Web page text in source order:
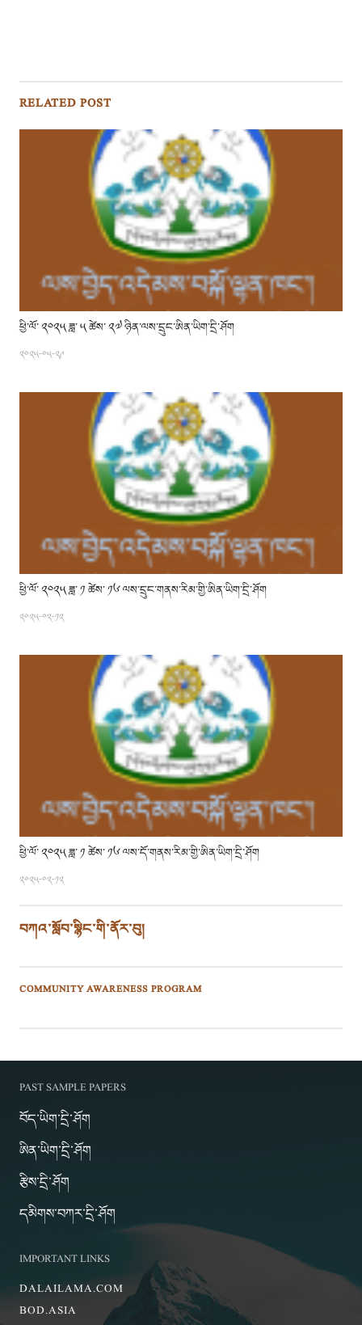
RELATED POST
ཕྱི་ལོ་ ༢༠༢༥ ཟླ་ ༥ ཚེས་ ༢༧ ཉིན་ལས་དྲུང་ཨིན་ཡིག་དྲི་ཤོག
༢༠༢༥-༠༥-༢༩
ཕྱི་ལོ་ ༢༠༢༥ ཟླ་ ༡ ཚེས་ ༡༦ ལས་དྲུང་གནས་རིམ་གྱི་ཨིན་ཡིག་དྲི་ཤོག
༢༠༢༥-༠༢-༡༢
ཕྱི་ལོ་ ༢༠༢༥ ཟླ་ ༡ ཚེས་ ༡༦ ལས་དོ་གནས་རིམ་གྱི་ཨིན་ཡིག་དྲི་ཤོག
༢༠༢༥-༠༢-༡༢
བཀའ་སློབ་སྙིང་གི་ནོར་བུ།
COMMUNITY AWARENESS PROGRAM
PAST SAMPLE PAPERS
བོད་ཡིག་དྲི་ཤོག
ཨིན་ཡིག་དྲི་ཤོག
རྩིས་དྲི་ཤོག
དམིགས་བཀར་དྲི་ཤོག
IMPORTANT LINKS
DALAILAMA.COM
BOD.ASIA